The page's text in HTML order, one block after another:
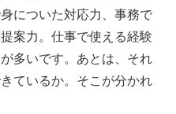
わせる
・業種
についた対応力、事務で
案力。仕事で使える経験
多いです。あとは、それ
ているか。そこが分かれ